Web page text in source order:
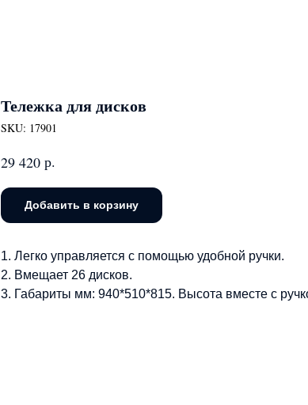
Тележка для дисков
SKU: 17901
29 420 р.
Добавить в корзину
1. Легко управляется с помощью удобной ручки.
2. Вмещает 26 дисков.
3. Габариты мм: 940*510*815. Высота вместе с